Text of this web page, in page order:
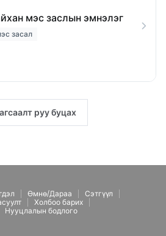
мэс заслын эмнэлэг
засал
руу буцах
Өмнө/Дараа
Сэтгүүл
Холбоо барих
Нууцлалын бодлого